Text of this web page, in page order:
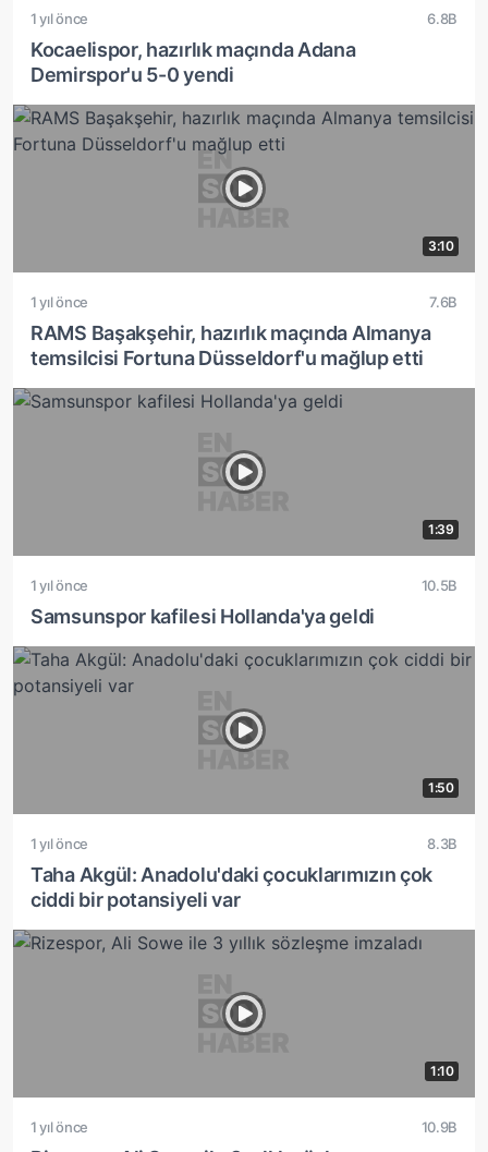
1 yıl önce 6.8B
Kocaelispor, hazırlık maçında Adana
Demirspor'u 5-0 yendi
3:10
1 yıl önce 7.6B
RAMS Başakşehir, hazırlık maçında Almanya
temsilcisi Fortuna Düsseldorf'u mağlup etti
1:39
1 yıl önce 10.5B
Samsunspor kafilesi Hollanda'ya geldi
1:50
1 yıl önce 8.3B
Taha Akgül: Anadolu'daki çocuklarımızın çok
ciddi bir potansiyeli var
1:10
1 yıl önce 10.9B